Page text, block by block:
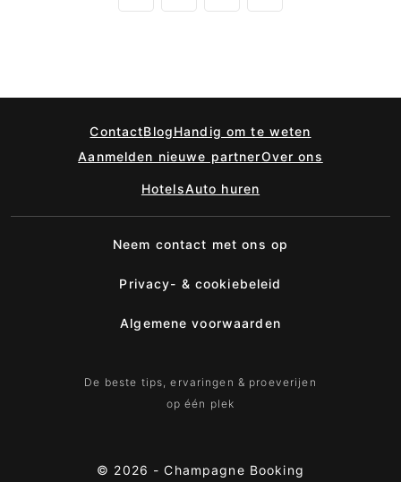
ContactBlogHandig om te weten
Aanmelden nieuwe partnerOver ons
HotelsAuto huren
Neem contact met ons op
Privacy- & cookiebeleid
Algemene voorwaarden
De beste tips, ervaringen & proeverijen
op één plek
© 2026 -Champagne Booking